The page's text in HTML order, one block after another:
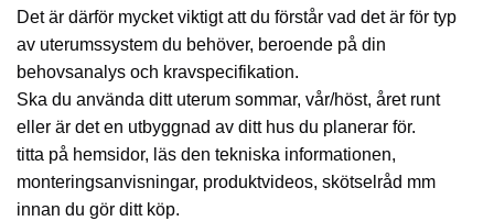
Det är därför mycket viktigt att du förstår vad det är för typ
av uterumssystem du behöver, beroende på din
behovsanalys och kravspecifikation.
Ska du använda ditt uterum sommar, vår/höst, året runt
eller är det en utbyggnad av ditt hus du planerar för.
titta på hemsidor, läs den tekniska informationen,
monteringsanvisningar, produktvideos, skötselråd mm
innan du gör ditt köp.